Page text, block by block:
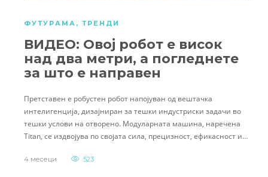
ФУТУРАМА , ТРЕНДИ
ВИДЕО: Овој робот е висок
над два метри, а погледнете
за што е направен
Претставен е робустен робот напојуван од вештачка
интелигенција, дизајниран за тешки индустриски задачи во
тешки услови на отворено. Модуларната машина, наречена
Titan, се издвојува по својата сила, прецизност, ефикасност и…
4 месеци 523